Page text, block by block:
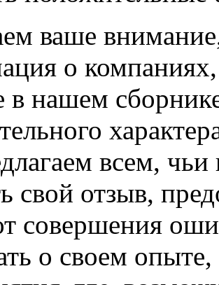
ваше
о
в нашем
всем,
свой отзыв,
совершения
о своем